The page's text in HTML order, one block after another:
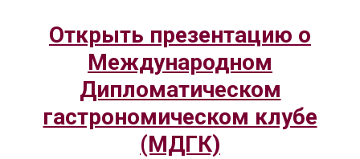
Открыть презентацию о
Международном
Дипломатическом
гастрономическом клубе
(МДГК)